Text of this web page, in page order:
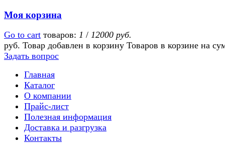
Моя корзина
Go to cart товаров: 1 / 12000 руб.
руб. Товар добавлен в корзину Товаров в корзине на
Задать вопрос
Главная
Каталог
О компании
Прайс-лист
Полезная информация
Доставка и разгрузка
Контакты